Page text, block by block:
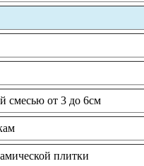
смесью от 3 до 6см
плитки